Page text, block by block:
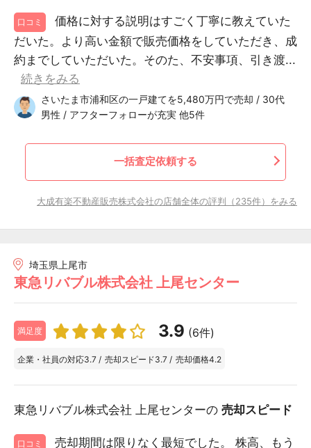
口コミ
価格に対する説明はすごく丁寧に教えていた
だいた。より高い金額で販売価格をしていただき、成
約までしていただいた。そのた、不安事項、引き渡...
続きをみる
さいたま市浦和区の一戸建てを5,480万円で売却 / 30代
男性 / アフターフォローが充実 他5件
一括査定依頼する
大成有楽不動産販売株式会社の店舗全体の評判（235件）をみる
埼玉県上尾市
東急リバブル株式会社 上尾センター
満足度 3.9 (6件)
企業・社員の対応3.7 / 売却スピード3.7 / 売却価格4.2
東急リバブル株式会社 上尾センターの 売却スピード
口コミ
売却期間は限りなく最短でした。 株高、もう